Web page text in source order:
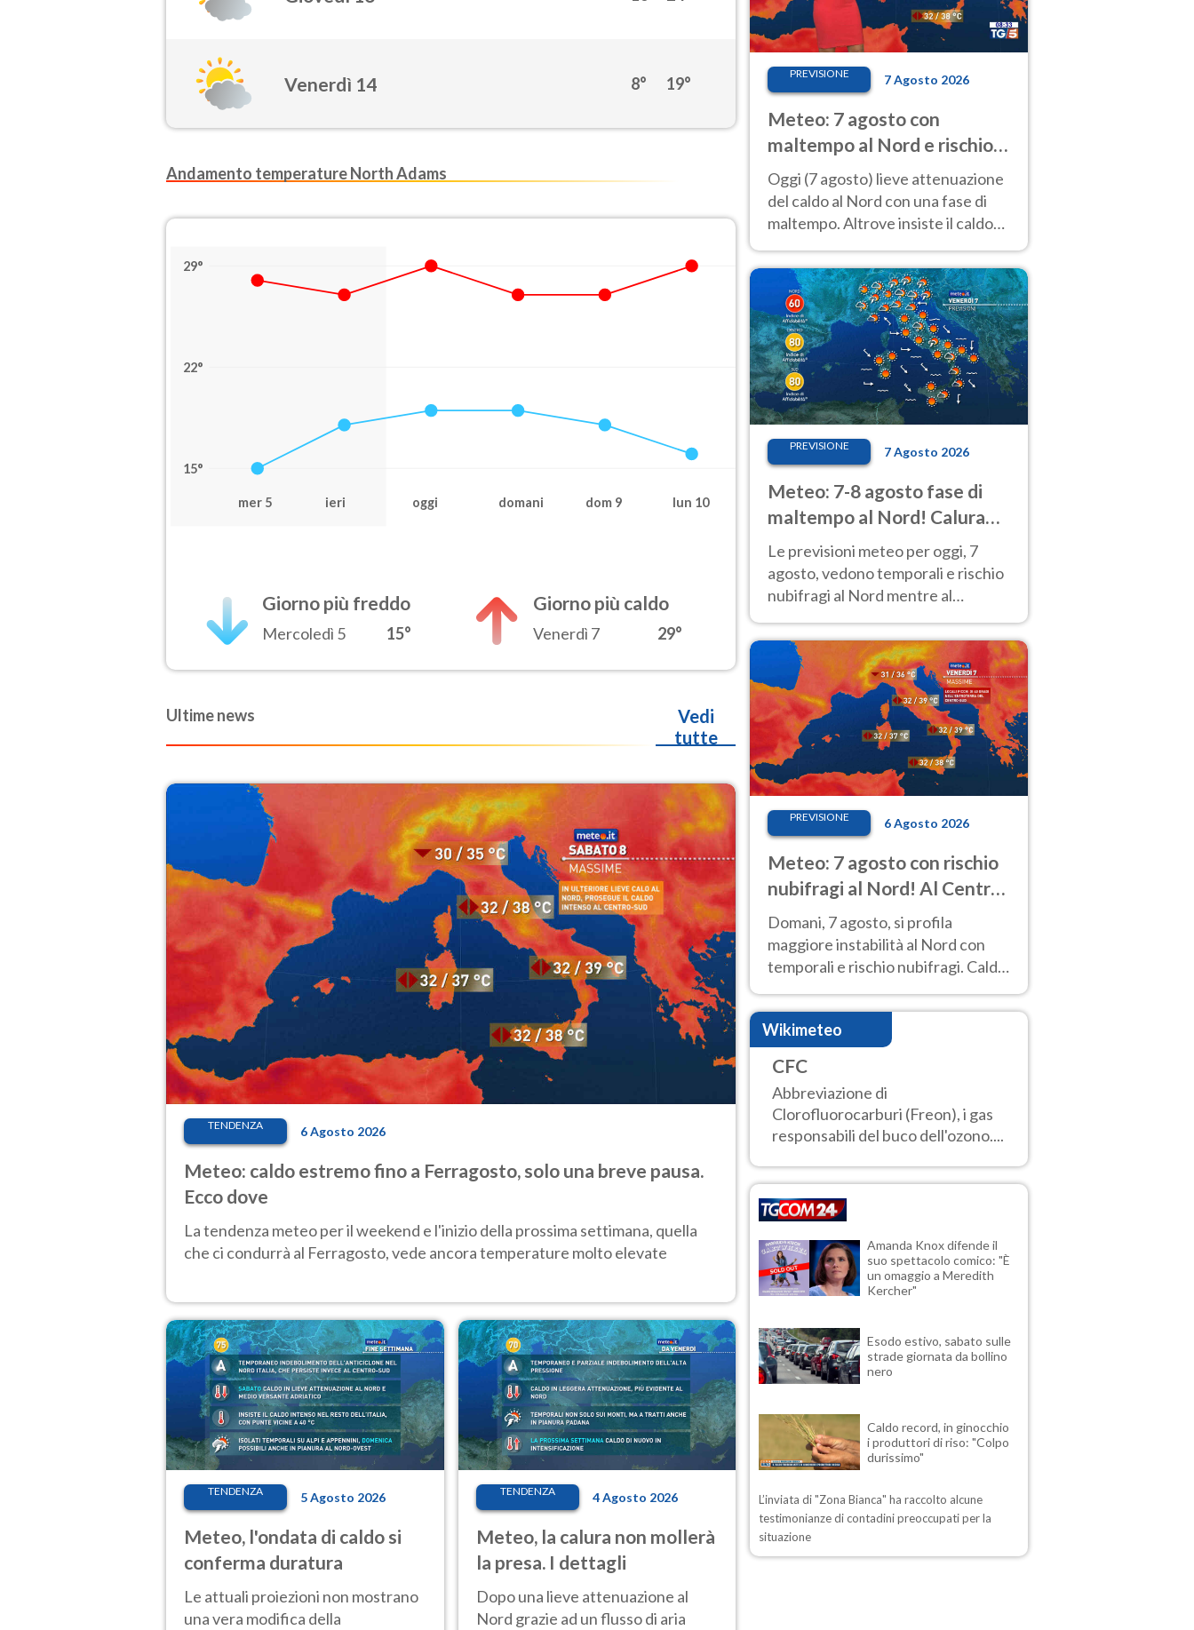
Venerdì 14 8° 19°
Andamento temperature North Adams
29°
22°
15°
mer 5 ieri oggi domani dom 9 lun 10
Giorno più freddo
Mercoledì 5 15°
Giorno più caldo
Venerdì 7 29°
Ultime news
Vedi
tutte
TENDENZA 6 Agosto 2026
Meteo: caldo estremo fino a Ferragosto, solo una breve pausa.
Ecco dove
La tendenza meteo per il weekend e l'inizio della prossima settimana, quella
che ci condurrà al Ferragosto, vede ancora temperature molto elevate
TENDENZA 5 Agosto 2026
Meteo, l'ondata di caldo si
conferma duratura
Le attuali proiezioni non mostrano
una vera modifica della
TENDENZA 4 Agosto 2026
Meteo, la calura non mollerà
la presa. I dettagli
Dopo una lieve attenuazione al
Nord grazie ad un flusso di aria
PREVISIONE 7 Agosto 2026
Meteo: 7 agosto con
maltempo al Nord e rischio
nubifragi. Altrove caldo
estremo
Oggi (7 agosto) lieve attenuazione
del caldo al Nord con una fase di
maltempo. Altrove insiste il caldo
previsioni
PREVISIONE 7 Agosto 2026
Meteo: 7-8 agosto fase di
maltempo al Nord! Calura
fino a Ferragosto
Le previsioni meteo per oggi, 7
agosto, vedono temporali e rischio
nubifragi al Nord mentre al
molto intenso.
PREVISIONE 6 Agosto 2026
Meteo: 7 agosto con rischio
nubifragi al Nord! Al Centro-
Sud caldo estremo
Domani, 7 agosto, si profila
maggiore instabilità al Nord con
temporali e rischio nubifragi. Caldo
sempre estremo al Centro-Sud. Le
previsioni.
Wikimeteo
CFC
Abbreviazione di
Clorofluorocarburi (Freon), i gas
responsabili del buco dell'ozono....
Amanda Knox difende il
suo spettacolo comico: "È
un omaggio a Meredith
Kercher"
Esodo estivo, sabato sulle
strade giornata da bollino
nero
Caldo record, in ginocchio
i produttori di riso: "Colpo
durissimo"
L’inviata di "Zona Bianca" ha raccolto alcune
testimonianze di contadini preoccupati per la
situazione